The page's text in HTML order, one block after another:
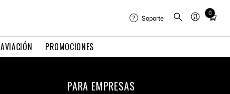
AVIACIÓN PROMOCIONES
Soporte
0
Total
cart:
PARA EMPRESAS